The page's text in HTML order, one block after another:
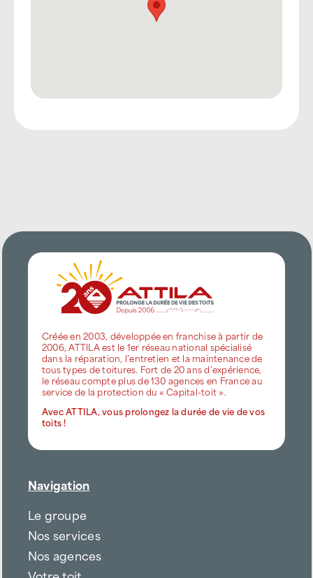
Créée en 2003, développée en franchise à partir de
2006, ATTILA est le 1er réseau national spécialisé
dans la réparation, l’entretien et la maintenance de
tous types de toitures. Fort de 20 ans d’expérience,
le réseau compte plus de 130 agences en France au
service de la protection du « Capital-toit ».
Avec ATTILA, vous prolongez la durée de vie de vos
toits !
Navigation
Le groupe
Nos services
Nos agences